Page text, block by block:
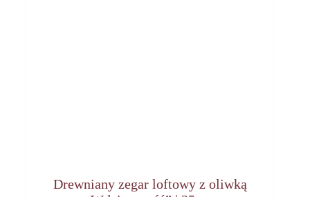
Drewniany zegar loftowy z oliwką